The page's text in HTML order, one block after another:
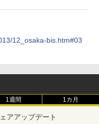
12_osaka-bis.htm#03
1週間 1カ月
ェアアップデート